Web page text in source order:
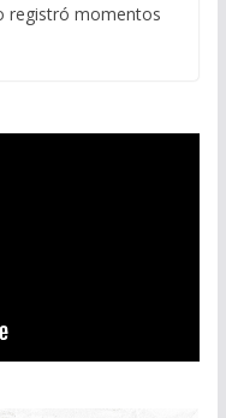
registró momentos